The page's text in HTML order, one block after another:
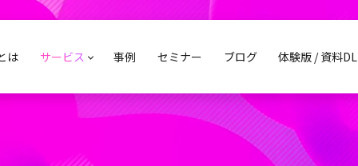
は サービス 事例 セミナー ブログ 体験版 / 資料DL